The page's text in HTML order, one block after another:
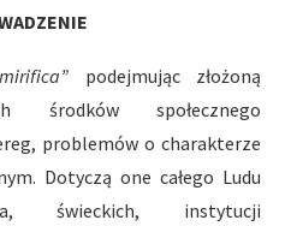
podejmując złożoną
środków społecznego
problemów o charakterze
Dotyczą one całego Ludu
świeckich, instytucji